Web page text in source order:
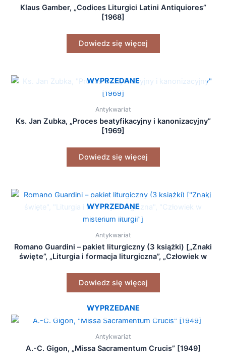
Klaus Gamber, „Codices Liturgici Latini Antiquiores”
[1968]
Dowiedz się więcej
WYPRZEDANE
Antykwariat
Ks. Jan Zubka, „Proces beatyfikacyjny i kanonizacyjny”
[1969]
Dowiedz się więcej
WYPRZEDANE
Antykwariat
Romano Guardini – pakiet liturgiczny (3 książki) [„Znaki
święte”, „Liturgia i formacja liturgiczna”, „Człowiek w
Dowiedz się więcej
WYPRZEDANE
Antykwariat
A.-C. Gigon, „Missa Sacramentum Crucis” [1949]